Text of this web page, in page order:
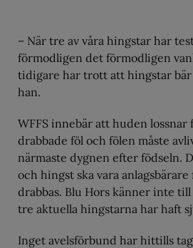
– När tre av våra hingstar har
förmodligen det förmodligen
tidigare har trott att hingstar
han.
WFFS innebär att huden
drabbade föl och fölen måste
närmaste dygnen efter födseln.
och hingst ska vara
drabbas. Blu Hors känner inte
tre aktuella hingstarna har haft
Inget avelsförbund har hittills